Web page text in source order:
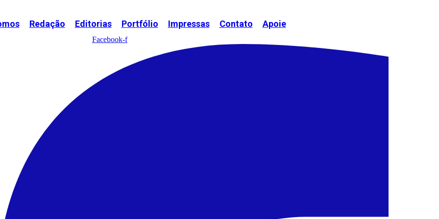
Redação Editorias Portfólio Impressas Contato Apoie
Facebook-f